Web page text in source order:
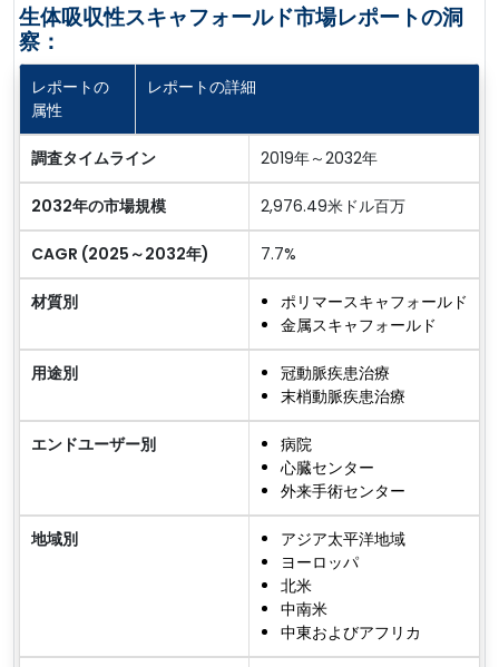
生体吸収性スキャフォールド市場レポートの洞
察：
レポートの
属性
レポートの詳細
調査タイムライン 2019年～2032年
2032年の市場規模 2,976.49米ドル百万
CAGR (2025～2032年) 7.7%
材質別
ポリマースキャフォールド
金属スキャフォールド
用途別
冠動脈疾患治療
末梢動脈疾患治療
エンドユーザー別
病院
心臓センター
外来手術センター
地域別
アジア太平洋地域
ヨーロッパ
北米
中南米
中東およびアフリカ